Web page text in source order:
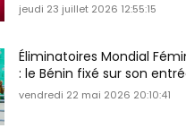
jeudi 23 juillet 2026 12:55:15
Éliminatoires Mondial
: le Bénin fixé sur son
vendredi 22 mai 2026 20:10:41